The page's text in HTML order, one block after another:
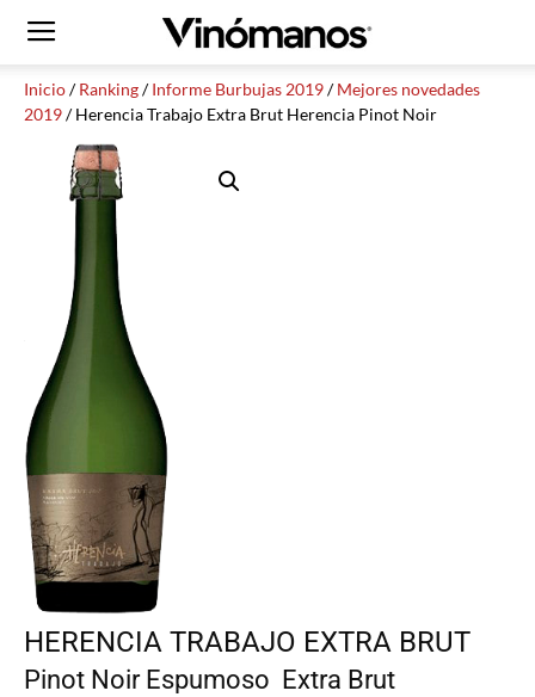
Inicio/Ranking/Informe Burbujas 2019/Mejores novedades
2019/ Herencia Trabajo Extra Brut Herencia Pinot Noir
HERENCIA TRABAJO EXTRA BRUT
Pinot Noir Espumoso Extra Brut